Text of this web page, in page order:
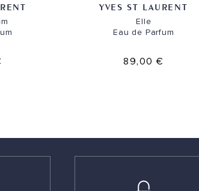
YVES ST LAURENT
Elle
Eau de Parfum
89,00 €